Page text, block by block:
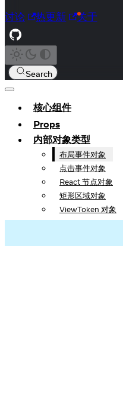
讨论 热更新 关于
Search
核心组件
Props
内部对象类型
布局事件对象
点击事件对象
React 节点对象
矩形区域对象
ViewToken 对象